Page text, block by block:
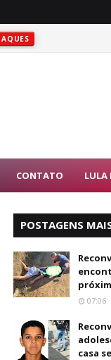
CONTATO LULA
POSTAGENS
07:06
casa